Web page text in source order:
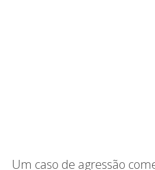
Um caso de agressão